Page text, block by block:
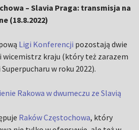
– Slavia Praga: transmisja na
(18.8.2022)
Ligi Konferencji pozostają dwie
wicemistrz kraju (który też zarazem
w roku 2022).
Rakowa w dwumeczu ze Slavią
Raków Częstochowa, który